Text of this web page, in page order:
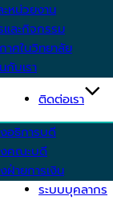
หน่วยงาน
และกิจกรรม
าศในวิทยาลัย
กับเรา
ติดต่อเรา
อธิการบดี
คณะบดี
ฝ่ายการเงิน
ระบบบุคลากร